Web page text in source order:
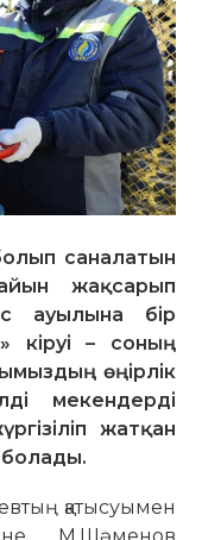
саналатын
жақсарып
ауылына бір
кіруі – соның
өңірлік
мекендерді
жатқан
қатысуымен
М.Шәменов